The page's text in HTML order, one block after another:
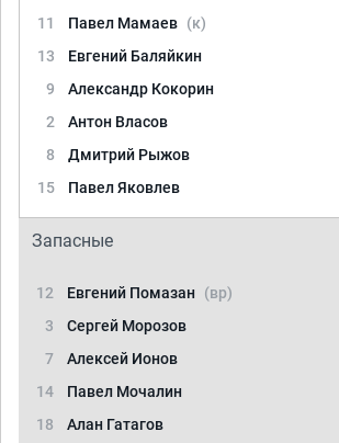
11
Павел Мамаев (к)
13
Евгений Баляйкин
9
Александр Кокорин
2
Антон Власов
8
Дмитрий Рыжов
15
Павел Яковлев
Запасные
12 Евгений Помазан
(вр)
3
Сергей Морозов
7
Алексей Ионов
14
Павел Мочалин
18
Алан Гатагов